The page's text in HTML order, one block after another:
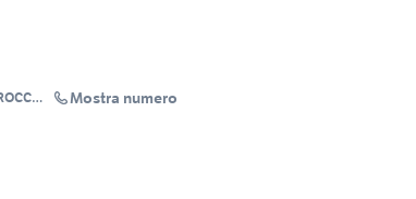
E
Mostra numero